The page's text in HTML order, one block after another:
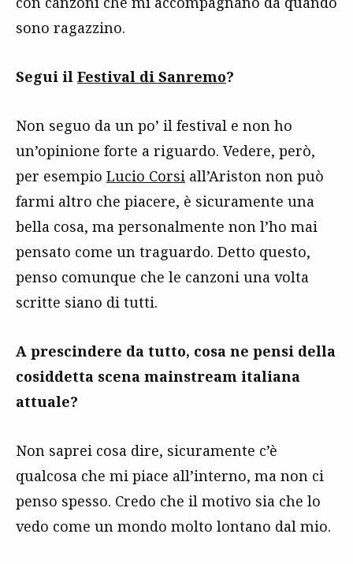
sono ragazzino.
Segui il Festival di Sanremo?
Non seguo da un po’ il festival e non ho
un’opinione forte a riguardo. Vedere, però,
per esempio Lucio Corsi all’Ariston non può
farmi altro che piacere, è sicuramente una
bella cosa, ma personalmente non l’ho mai
pensato come un traguardo. Detto questo,
penso comunque che le canzoni una volta
scritte siano di tutti.
A prescindere da tutto, cosa ne pensi della
cosiddetta scena mainstream italiana
attuale?
Non saprei cosa dire, sicuramente c’è
qualcosa che mi piace all’interno, ma non ci
penso spesso. Credo che il motivo sia che lo
vedo come un mondo molto lontano dal mio.